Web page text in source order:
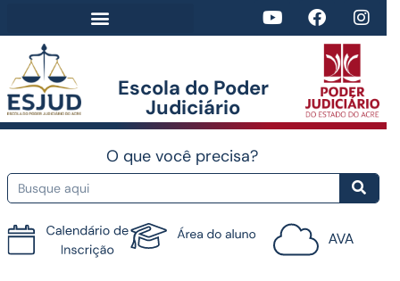
Escola do Poder
Judiciário​
O que você precisa?